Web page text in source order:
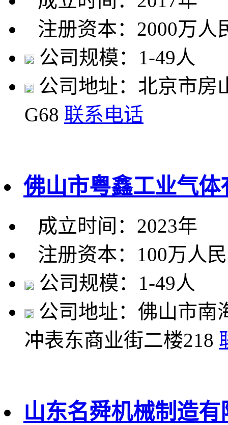
注册资本：2000万人
公司规模：1-49人
公司地址：北京市房
G68 联系电话
佛山市粤鑫工业气体
成立时间：2023年
注册资本：100万人
公司规模：1-49人
公司地址：佛山市南
冲表东商业街二楼218
山东名舜机械制造有